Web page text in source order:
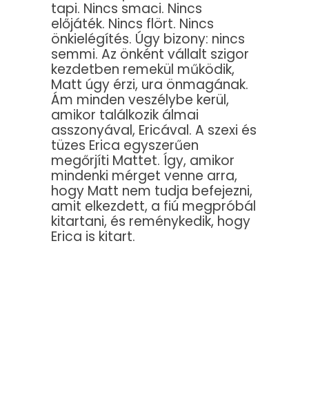
tapi. Nincs smaci. Nincs
előjáték. Nincs flört. Nincs
önkielégítés. Úgy bizony: nincs
semmi. Az önként vállalt szigor
kezdetben remekül működik,
Matt úgy érzi, ura önmagának.
Ám minden veszélybe kerül,
amikor találkozik álmai
asszonyával, Ericával. A szexi és
tüzes Erica egyszerűen
megőrjíti Mattet. Így, amikor
mindenki mérget venne arra,
hogy Matt nem tudja befejezni,
amit elkezdett, a fiú megpróbál
kitartani, és reménykedik, hogy
Erica is kitart.